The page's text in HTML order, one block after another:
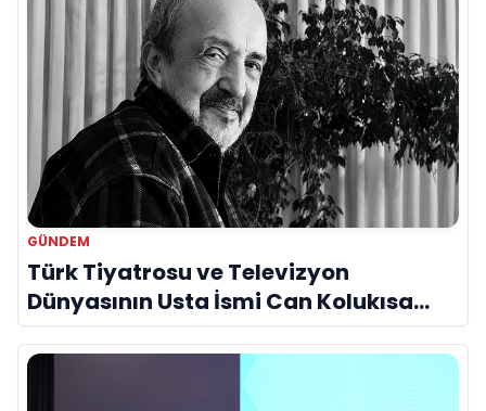
GÜNDEM
Türk Tiyatrosu ve Televizyon
Dünyasının Usta İsmi Can Kolukısa
Hayatını Kaybetti